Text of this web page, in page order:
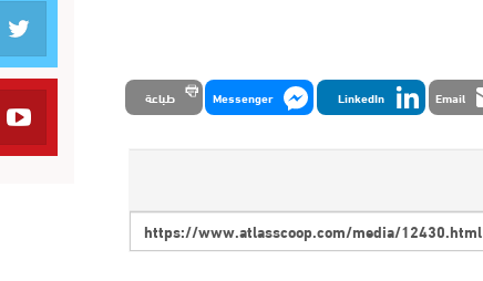
Email
LinkedIn
Messenger طباعة